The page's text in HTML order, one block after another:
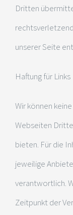
Dritten
unserer Seite
Haftung für Links
Wir können
Webseiten
bieten. Für die
jeweilige
verantwortlich.
Zeitpunkt der